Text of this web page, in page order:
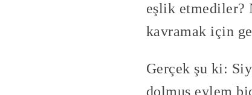
eşlik etmediler?
kavramak için
Gerçek şu ki:
dolmuş eylem